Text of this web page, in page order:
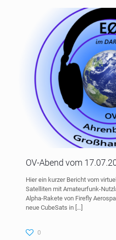
OV-Abend vom
Hier ein kurzer Bericht vom
Satelliten mit Amateurfunk-
Alpha-Rakete von Firefly
neue CubeSats in […]
0